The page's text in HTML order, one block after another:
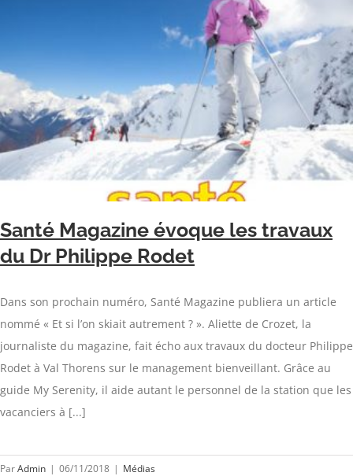
Santé Magazine évoque les travaux
du Dr Philippe Rodet
Dans son prochain numéro, Santé Magazine publiera un article
nommé « Et si l’on skiait autrement ? ». Aliette de Crozet, la
journaliste du magazine, fait écho aux travaux du docteur Philippe
Rodet à Val Thorens sur le management bienveillant. Grâce au
guide My Serenity, il aide autant le personnel de la station que les
vacanciers à [...]
ParAdmin | 06/11/2018 | Médias